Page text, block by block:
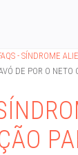
- SÍNDROME
DE POR O NETO